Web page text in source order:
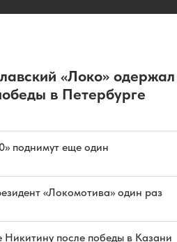
«Локо» одержал
в Петербурге
поднимут еще один
«Локомотива» один раз
Никитину после победы в Казани